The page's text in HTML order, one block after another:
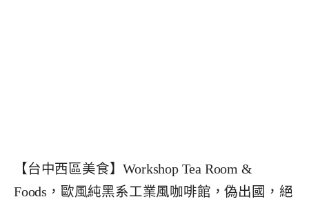
【台中西區美食】Workshop Tea Room &
Foods，歐風純黑系工業風咖啡館，偽出國，絕